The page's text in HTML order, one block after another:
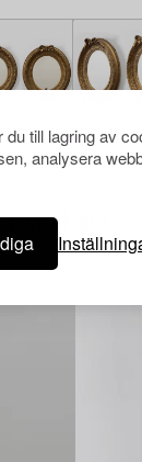
till lagring av
analysera
på